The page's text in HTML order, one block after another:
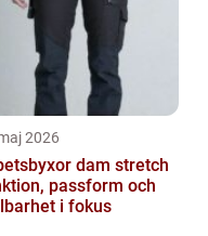
2026
dam stretch
passform och
i fokus